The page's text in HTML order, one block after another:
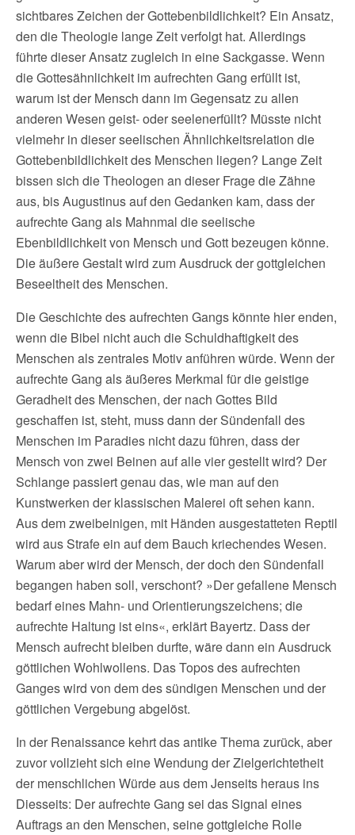
sichtbares Zeichen der Gottebenbildlichkeit? Ein Ansatz,
den die Theologie lange Zeit verfolgt hat. Allerdings
führte dieser Ansatz zugleich in eine Sackgasse. Wenn
die Gottesähnlichkeit im aufrechten Gang erfüllt ist,
warum ist der Mensch dann im Gegensatz zu allen
anderen Wesen geist- oder seelenerfüllt? Müsste nicht
vielmehr in dieser seelischen Ähnlichkeitsrelation die
Gottebenbildlichkeit des Menschen liegen? Lange Zeit
bissen sich die Theologen an dieser Frage die Zähne
aus, bis Augustinus auf den Gedanken kam, dass der
aufrechte Gang als Mahnmal die seelische
Ebenbildlichkeit von Mensch und Gott bezeugen könne.
Die äußere Gestalt wird zum Ausdruck der gottgleichen
Beseeltheit des Menschen.
Die Geschichte des aufrechten Gangs könnte hier enden,
wenn die Bibel nicht auch die Schuldhaftigkeit des
Menschen als zentrales Motiv anführen würde. Wenn der
aufrechte Gang als äußeres Merkmal für die geistige
Geradheit des Menschen, der nach Gottes Bild
geschaffen ist, steht, muss dann der Sündenfall des
Menschen im Paradies nicht dazu führen, dass der
Mensch von zwei Beinen auf alle vier gestellt wird? Der
Schlange passiert genau das, wie man auf den
Kunstwerken der klassischen Malerei oft sehen kann.
Aus dem zweibeinigen, mit Händen ausgestatteten Reptil
wird aus Strafe ein auf dem Bauch kriechendes Wesen.
Warum aber wird der Mensch, der doch den Sündenfall
begangen haben soll, verschont? »Der gefallene Mensch
bedarf eines Mahn- und Orientierungszeichens; die
aufrechte Haltung ist eins«, erklärt Bayertz. Dass der
Mensch aufrecht bleiben durfte, wäre dann ein Ausdruck
göttlichen Wohlwollens. Das Topos des aufrechten
Ganges wird von dem des sündigen Menschen und der
göttlichen Vergebung abgelöst.
In der Renaissance kehrt das antike Thema zurück, aber
zuvor vollzieht sich eine Wendung der Zielgerichtetheit
der menschlichen Würde aus dem Jenseits heraus ins
Diesseits: Der aufrechte Gang sei das Signal eines
Auftrags an den Menschen, seine gottgleiche Rolle